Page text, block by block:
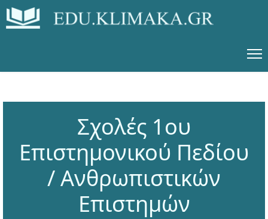
Σχολές 1ου
Επιστημονικού Πεδίου
/ Ανθρωπιστικών
Επιστημών